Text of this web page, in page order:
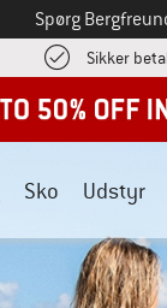
Spørg
Sikker
Sko Udstyr